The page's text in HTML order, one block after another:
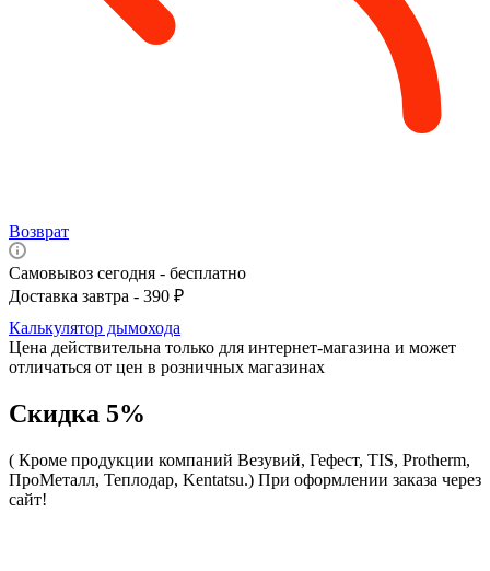
Возврат
Самовывоз сегодня - бесплатно
Доставка завтра - 390 ₽
Калькулятор дымохода
Цена действительна только для интернет-магазина и может
отличаться от цен в розничных магазинах
Скидка 5%
( Кроме продукции компаний Везувий, Гефест, TIS, Protherm,
ПроМеталл, Теплодар, Kentatsu.) При оформлении заказа через
сайт!